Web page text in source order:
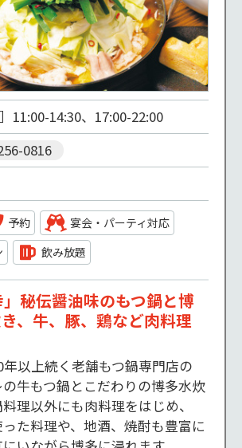
］11:00-14:30、17:00-22:00
0816
予約
宴会・パーティ対応
飲み放題
」秘伝醤油味のもつ鍋と博
、牛、豚、鶏など肉料理
以上続く老舗もつ鍋専門店の
牛もつ鍋とこだわりの博多水炊
理以外にも肉料理をはじめ、
た料理や、地酒、焼酎も豊富に